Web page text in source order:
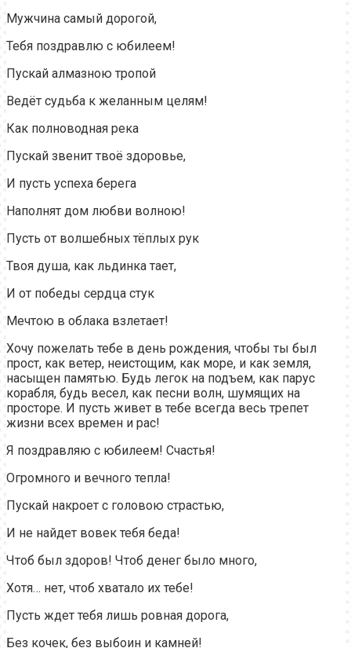
Мужчина самый дорогой,
Тебя поздравлю с юбилеем!
Пускай алмазною тропой
Ведёт судьба к желанным целям!
Как полноводная река
Пускай звенит твоё здоровье,
И пусть успеха берега
Наполнят дом любви волною!
Пусть от волшебных тёплых рук
Твоя душа, как льдинка тает,
И от победы сердца стук
Мечтою в облака взлетает!
Хочу пожелать тебе в день рождения, чтобы ты был
прост, как ветер, неистощим, как море, и как земля,
насыщен памятью. Будь легок на подъем, как парус
корабля, будь весел, как песни волн, шумящих на
просторе. И пусть живет в тебе всегда весь трепет
жизни всех времен и рас!
Я поздравляю с юбилеем! Счастья!
Огромного и вечного тепла!
Пускай накроет с головою страстью,
И не найдет вовек тебя беда!
Чтоб был здоров! Чтоб денег было много,
Хотя… нет, чтоб хватало их тебе!
Пусть ждет тебя лишь ровная дорога,
Без кочек, без выбоин и камней!